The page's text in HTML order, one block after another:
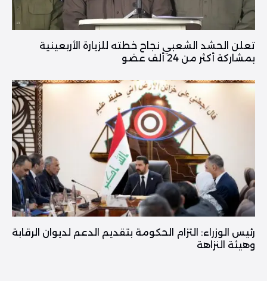
تعلن الحشد الشعبي نجاح خطته للزيارة الأربعينية
بمشاركة أكثر من 24 ألف عضو
رئيس الوزراء: التزام الحكومة بتقديم الدعم لديوان الرقابة
وهيئة النزاهة